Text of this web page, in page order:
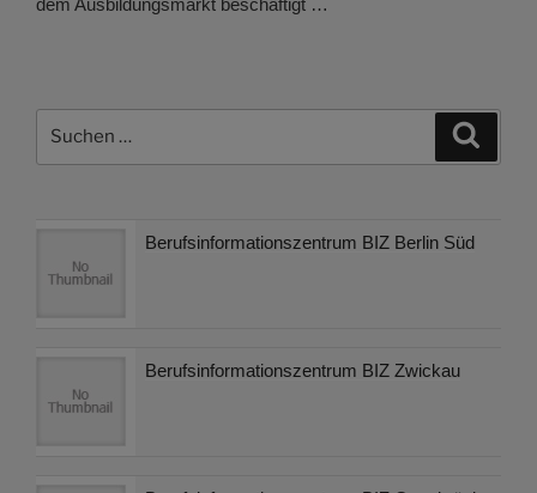
Berufsinformationszentrum BIZ Berlin Süd
Berufsinformationszentrum BIZ Zwickau